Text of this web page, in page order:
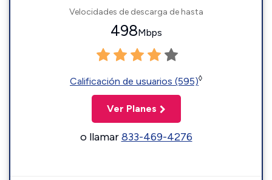
Velocidades de descarga de hasta
498Mbps
Calificación de usuarios (595)◊
Ver Planes
o llamar833-469-4276